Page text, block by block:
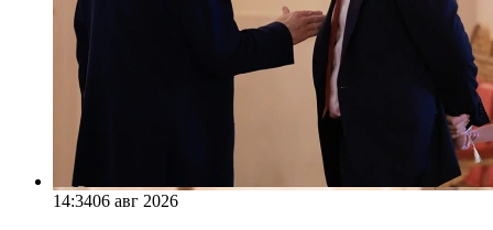
14:3406 авг 2026